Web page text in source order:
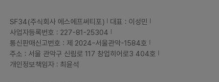
SF34(주식회사 에스에프써티포)
대표 : 이성민
사업자등록번호 : 227-81-25304
통신판매신고번호 : 제 2024-서울관악-1584호
주소 : 서울 관악구 신림로 117 창업히어로3 404호
개인정보책임자 : 최윤석